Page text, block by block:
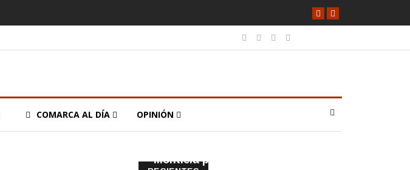
COMARCA AL DÍA OPINIÓN
POLÍTICA
Montiela por obras hasta final